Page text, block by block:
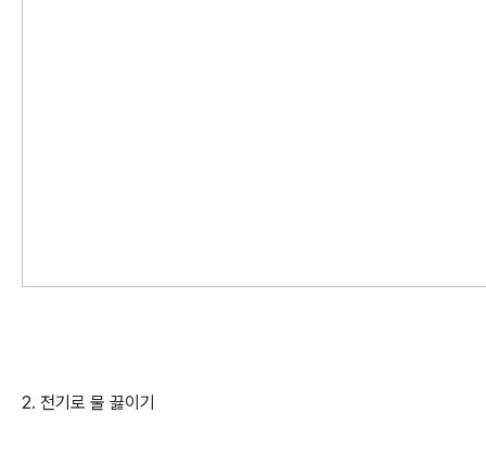
2. 전기로 물 끓이기